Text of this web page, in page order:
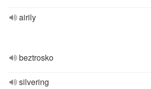
airily
beztrosko
silvering